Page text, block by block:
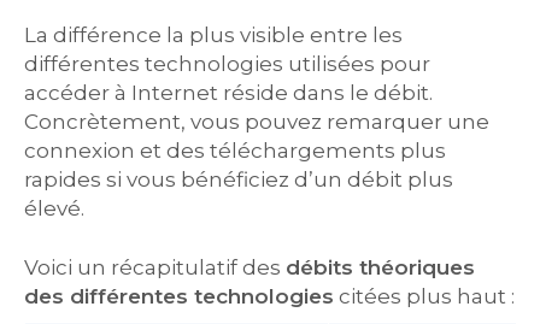
La différence la plus visible entre les
différentes technologies utilisées pour
accéder à Internet réside dans le débit.
Concrètement, vous pouvez remarquer une
connexion et des téléchargements plus
rapides si vous bénéficiez d’un débit plus
élevé.
Voici un récapitulatif des débits théoriques
des différentes technologies citées plus haut :